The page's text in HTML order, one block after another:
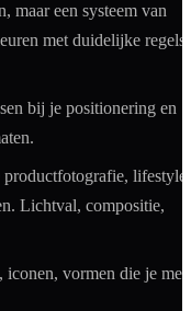
maar een systeem van
met duidelijke regels
bij je positionering en
lifestyle-
Lichtval, compositie,
iconen, vormen die je